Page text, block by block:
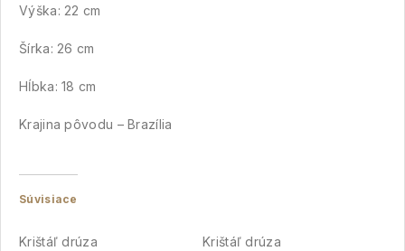
Výška: 22 cm
Šírka: 26 cm
Hĺbka: 18 cm
Krajina pôvodu – Brazília
Súvisiace
Krištáľ drúza
Krištáľ drúza